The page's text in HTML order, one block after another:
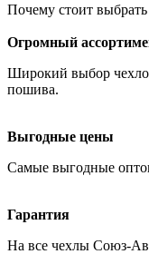
Почему стоит выбрать
Огромный
Широкий выбор
пошива.
Выгодные цены
Самые выгодные
Гарантия
На все чехлы Союз-